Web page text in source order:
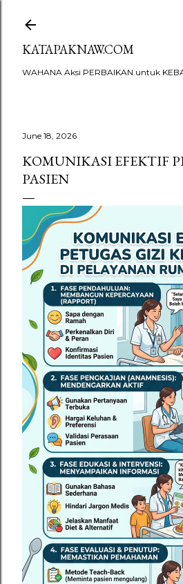
KATAPAKNAW.COM
WAHANA Aksi PERBAIKAN untuk
June 18, 2026
KOMUNIKASI EFEKTIF
PASIEN